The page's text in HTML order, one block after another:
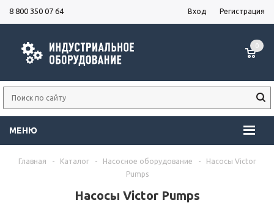
8 800 350 07 64 Вход Регистрация
МЕНЮ
0
Главная - Каталог - Насосное оборудование -
Насосы Victor
Pumps
Насосы Victor Pumps